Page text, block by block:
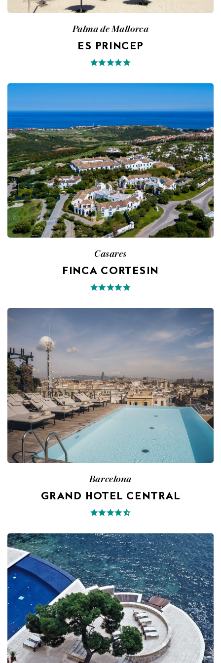
Palma de Mallorca
ES PRINCEP
Casares
FINCA CORTESIN
Barcelona
GRAND HOTEL CENTRAL